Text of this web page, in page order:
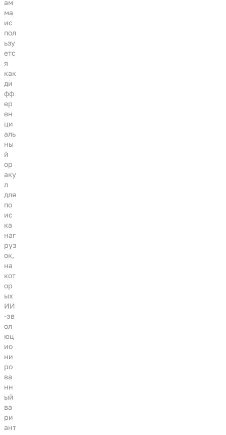
ам
ма
ис
пол
ьзу
етс
я
как
ди
фф
ер
ен
ци
аль
ны
й
ор
аку
л
для
по
ис
ка
наг
руз
ок,
на
кот
ор
ых
ИИ
-эв
ол
юц
ио
ни
ро
ва
нн
ый
ва
ри
ант